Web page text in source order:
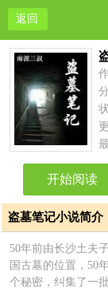
返回
开始阅读
盗墓笔记小说简介
50年前由长沙土夫
国古墓的位置，50
个秘密，纠集了一